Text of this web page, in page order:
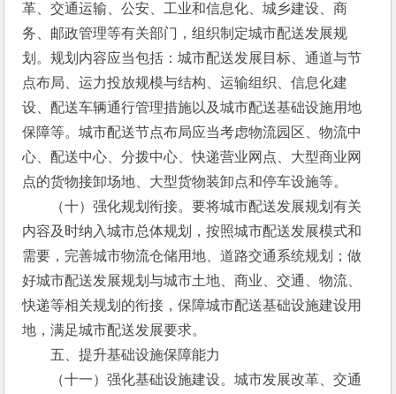
革、交通运输、公安、工业和信息化、城乡建设、商
务、邮政管理等有关部门，组织制定城市配送发展规
划。规划内容应当包括：城市配送发展目标、通道与节
点布局、运力投放规模与结构、运输组织、信息化建
设、配送车辆通行管理措施以及城市配送基础设施用地
保障等。城市配送节点布局应当考虑物流园区、物流中
心、配送中心、分拨中心、快递营业网点、大型商业网
点的货物接卸场地、大型货物装卸点和停车设施等。
（十）强化规划衔接。要将城市配送发展规划有关
内容及时纳入城市总体规划，按照城市配送发展模式和
需要，完善城市物流仓储用地、道路交通系统规划；做
好城市配送发展规划与城市土地、商业、交通、物流、
快递等相关规划的衔接，保障城市配送基础设施建设用
地，满足城市配送发展要求。
五、提升基础设施保障能力
（十一）强化基础设施建设。城市发展改革、交通